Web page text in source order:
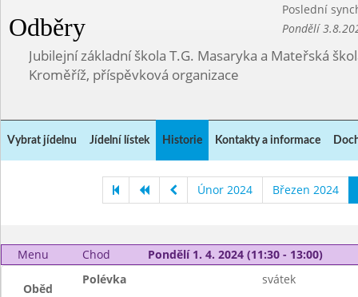
Odběry
Poslední
Pondělí
Jubilejní základní škola T.G. Masaryka a Mateřská
Kroměříž, příspěvková organizace
Vybrat jídelnu Jídelní lístek Historie Kontakty a informace
Únor 2024 Březen 2024
Menu Chod Pondělí 1. 4. 2024 (11:30 - 13:00)
Oběd
Polévka svátek